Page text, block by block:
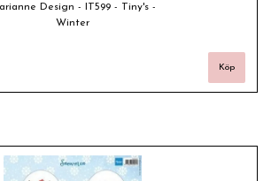
Design - IT599 - Tiny's -
Winter